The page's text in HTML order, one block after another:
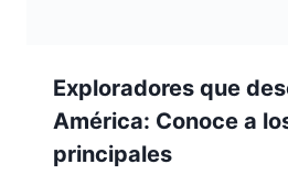
Exploradores que
América: Conoce a
principales